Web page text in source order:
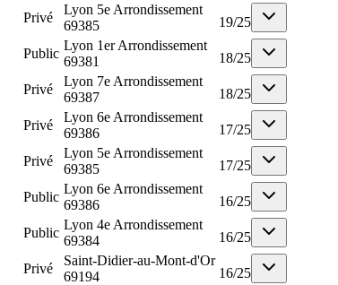
Privé
Lyon 5e Arrondissement
69385
19/25
Public
Lyon 1er Arrondissement
69381
18/25
Privé
Lyon 7e Arrondissement
69387
18/25
Privé
Lyon 6e Arrondissement
69386
17/25
Privé
Lyon 5e Arrondissement
69385
17/25
Public
Lyon 6e Arrondissement
69386
16/25
Public
Lyon 4e Arrondissement
69384
16/25
Privé
Saint-Didier-au-Mont-d'Or
69194
16/25